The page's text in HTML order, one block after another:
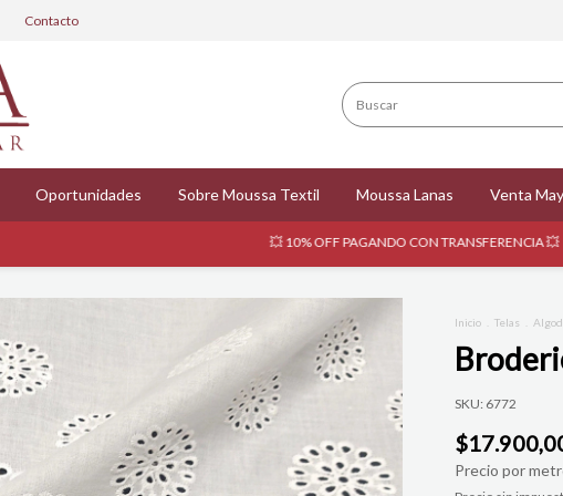
Contacto
Oportunidades Sobre Moussa Textil Moussa Lanas Venta
💥 10% OFF PAGANDO CON TRANSFERENCIA 💥 🚚
Inicio Telas
SKU: 6772